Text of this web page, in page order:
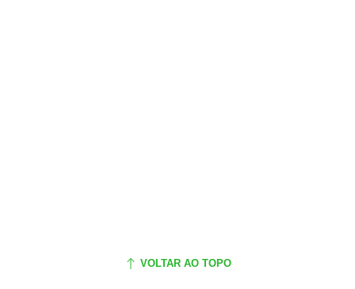
VOLTAR AO TOPO